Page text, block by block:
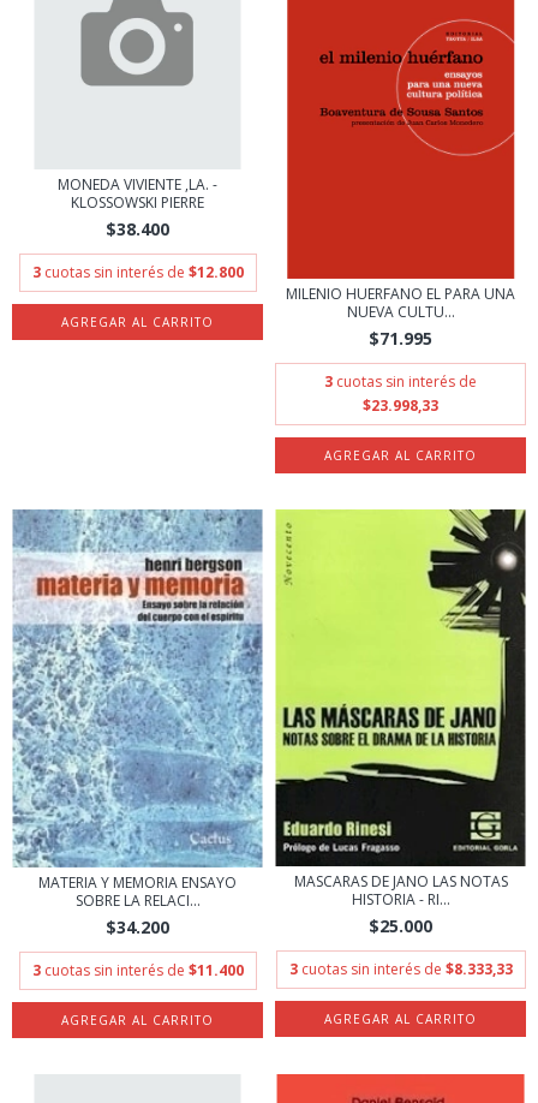
MONEDA VIVIENTE ,LA. -
KLOSSOWSKI PIERRE
$38.400
3 cuotas sin interés de $12.800
MILENIO HUERFANO EL PARA UNA
NUEVA CULTU...
$71.995
3 cuotas sin interés de
$23.998,33
MATERIA Y MEMORIA ENSAYO
SOBRE LA RELACI...
$34.200
3 cuotas sin interés de $11.400
MASCARAS DE JANO LAS NOTAS
HISTORIA - RI...
$25.000
3 cuotas sin interés de $8.333,33